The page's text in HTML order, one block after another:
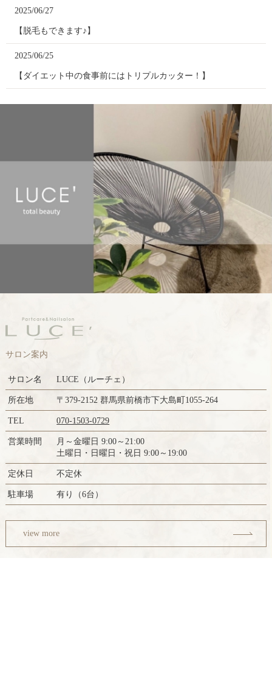
2025/06/27
【脱毛もできます♪】
2025/06/25
【ダイエット中の食事前にはトリプルカッター！】
サロン案内
サロン名 LUCE（ルーチェ）
所在地 〒379-2152 群馬県前橋市下大島町1055-264
TEL 070-1503-0729
営業時間
月～金曜日 9:00～21:00
土曜日・日曜日・祝日 9:00～19:00
定休日 不定休
駐車場 有り（6台）
view more